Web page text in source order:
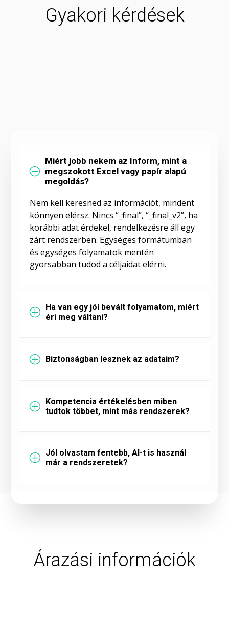
Gyakori kérdések
O
Miért jobb nekem az Inform, mint a
megszokott Excel vagy papír alapú
megoldás?
Nem kell keresned az információt, mindent
könnyen elérsz. Nincs “_final”, “_final_v2”, ha
korábbi adat érdekel, rendelkezésre áll egy
zárt rendszerben. Egységes formátumban
és egységes folyamatok mentén
gyorsabban tudod a céljaidat elérni.
P Ha van egy jól bevált folyamatom, miért
éri meg váltani?
P Biztonságban lesznek az adataim?
P Kompetencia értékelésben miben
tudtok többet, mint más rendszerek?
P Jól olvastam fentebb, AI-t is használ
már a rendszeretek?
Árazási információk